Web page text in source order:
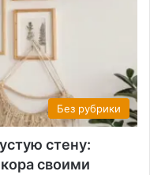
Без рубрики
стену:
своими